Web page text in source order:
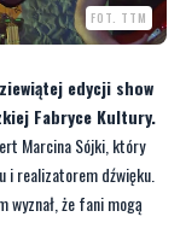
FOT. TTM
edycji show
Fabryce Kultury.
Marcina Sójki, który
realizatorem dźwięku.
wyznał, że fani mogą